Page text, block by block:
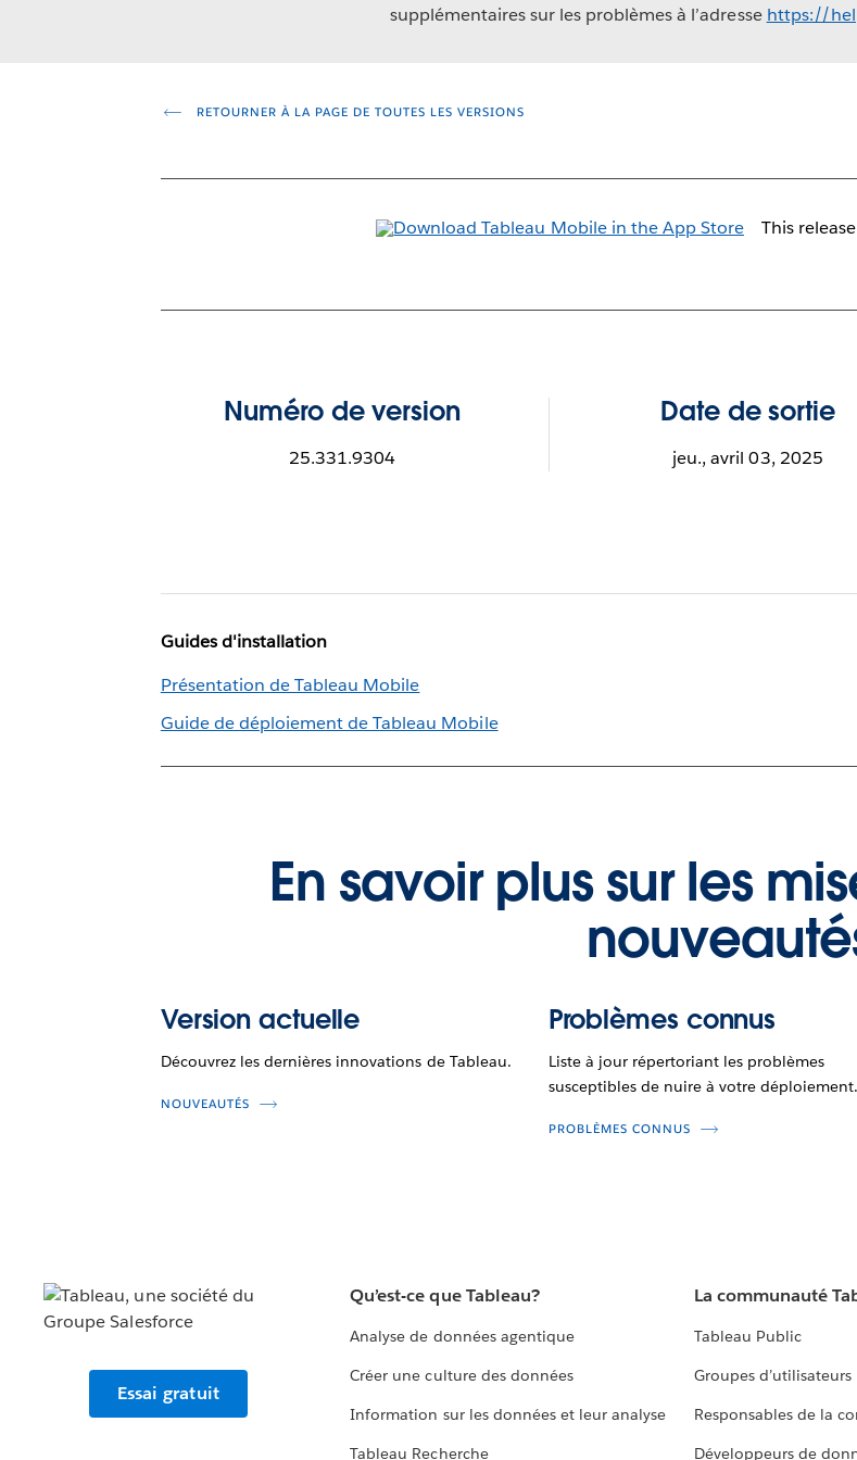
supplémentaires sur les problèmes à l’adresse https://
RETOURNER À LA PAGE DE TOUTES LES VERSIONS
This
Numéro de version
25.331.9304
Date de sortie
jeu., avril 03, 2025
Guides d'installation
Présentation de Tableau Mobile
Guide de déploiement de Tableau Mobile
En savoir plus sur les
Version actuelle
Découvrez les dernières innovations de Tableau.
NOUVEAUTÉS
Problèmes connus
Liste à jour répertoriant les problèmes
susceptibles de nuire à votre déploiement.
PROBLÈMES CONNUS
Essai gratuit
Qu’est-ce que Tableau?
Analyse de données agentique
Créer une culture des données
Information sur les données et leur analyse
Tableau Recherche
La communauté
Tableau Public
Groupes
Responsables de la
Développeurs de